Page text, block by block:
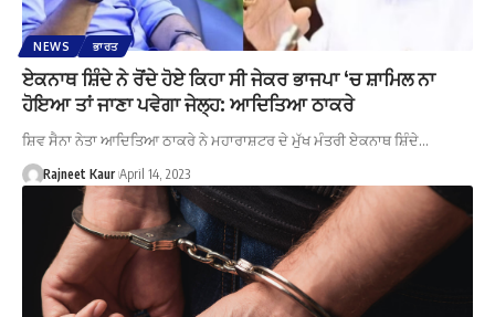
NEWS ਭਾਰਤ
ਏਕਨਾਥ ਸ਼ਿੰਦੇ ਨੇ ਰੋਂਦੇ ਹੋਏ ਕਿਹਾ ਸੀ ਜੇਕਰ ਭਾਜਪਾ ‘ਚ ਸ਼ਾਮਿਲ ਨਾ
ਹੋਇਆ ਤਾਂ ਜਾਣਾ ਪਵੇਗਾ ਜੇਲ੍ਹ: ਆਦਿਤਿਆ ਠਾਕਰੇ
ਸ਼ਿਵ ਸੈਨਾ ਨੇਤਾ ਆਦਿਤਿਆ ਠਾਕਰੇ ਨੇ ਮਹਾਰਾਸ਼ਟਰ ਦੇ ਮੁੱਖ ਮੰਤਰੀ ਏਕਨਾਥ ਸ਼ਿੰਦੇ…
Rajneet Kaur April 14, 2023